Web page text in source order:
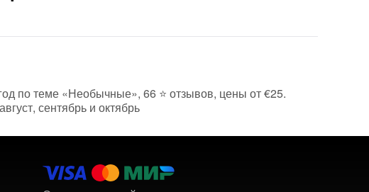
по теме «Необычные», 66 ⭐ отзывов, цены от €25.
сентябрь и октябрь